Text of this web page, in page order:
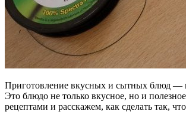
Приготовление вкусных и сытных блюд —
Это блюдо не только вкусное, но и
рецептами и расскажем, как сделать так,